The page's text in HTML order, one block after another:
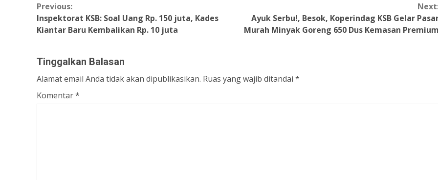
Continue
Reading
Previous:
Inspektorat KSB: Soal Uang Rp. 150 juta, Kades
Kiantar Baru Kembalikan Rp. 10 juta
Ayuk Serbu!, Besok, Koperindag KSB Gelar
Murah Minyak Goreng 650 Dus Kemasan
Tinggalkan Balasan
Alamat email Anda tidak akan dipublikasikan. Ruas yang wajib ditandai *
Komentar*